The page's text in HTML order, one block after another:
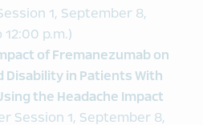
1, September 8,
12:00 p.m.)
of Fremanezumab on
Disability in Patients With
the Headache Impact
Session 1, September 8,